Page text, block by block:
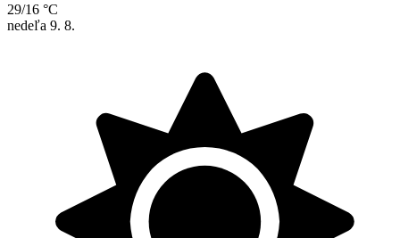
29/16 °C
nedeľa 9. 8.